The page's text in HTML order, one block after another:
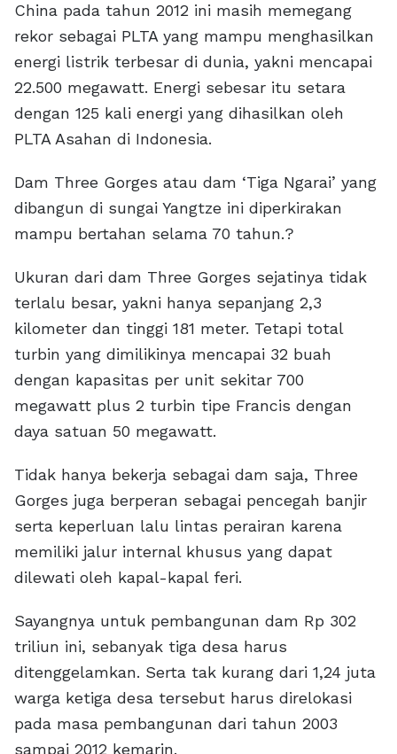
China pada tahun 2012 ini masih memegang
rekor sebagai PLTA yang mampu menghasilkan
energi listrik terbesar di dunia, yakni mencapai
22.500 megawatt. Energi sebesar itu setara
dengan 125 kali energi yang dihasilkan oleh
PLTA Asahan di Indonesia.
Dam Three Gorges atau dam ‘Tiga Ngarai’ yang
dibangun di sungai Yangtze ini diperkirakan
mampu bertahan selama 70 tahun.?
Ukuran dari dam Three Gorges sejatinya tidak
terlalu besar, yakni hanya sepanjang 2,3
kilometer dan tinggi 181 meter. Tetapi total
turbin yang dimilikinya mencapai 32 buah
dengan kapasitas per unit sekitar 700
megawatt plus 2 turbin tipe Francis dengan
daya satuan 50 megawatt.
Tidak hanya bekerja sebagai dam saja, Three
Gorges juga berperan sebagai pencegah banjir
serta keperluan lalu lintas perairan karena
memiliki jalur internal khusus yang dapat
dilewati oleh kapal-kapal feri.
Sayangnya untuk pembangunan dam Rp 302
triliun ini, sebanyak tiga desa harus
ditenggelamkan. Serta tak kurang dari 1,24 juta
warga ketiga desa tersebut harus direlokasi
pada masa pembangunan dari tahun 2003
sampai 2012 kemarin.